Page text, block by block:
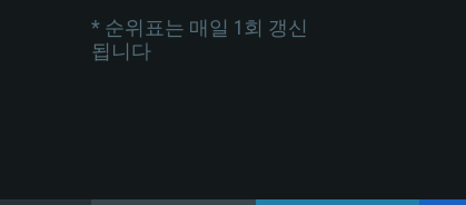
* 순위표는 매일 1회 갱신
됩니다